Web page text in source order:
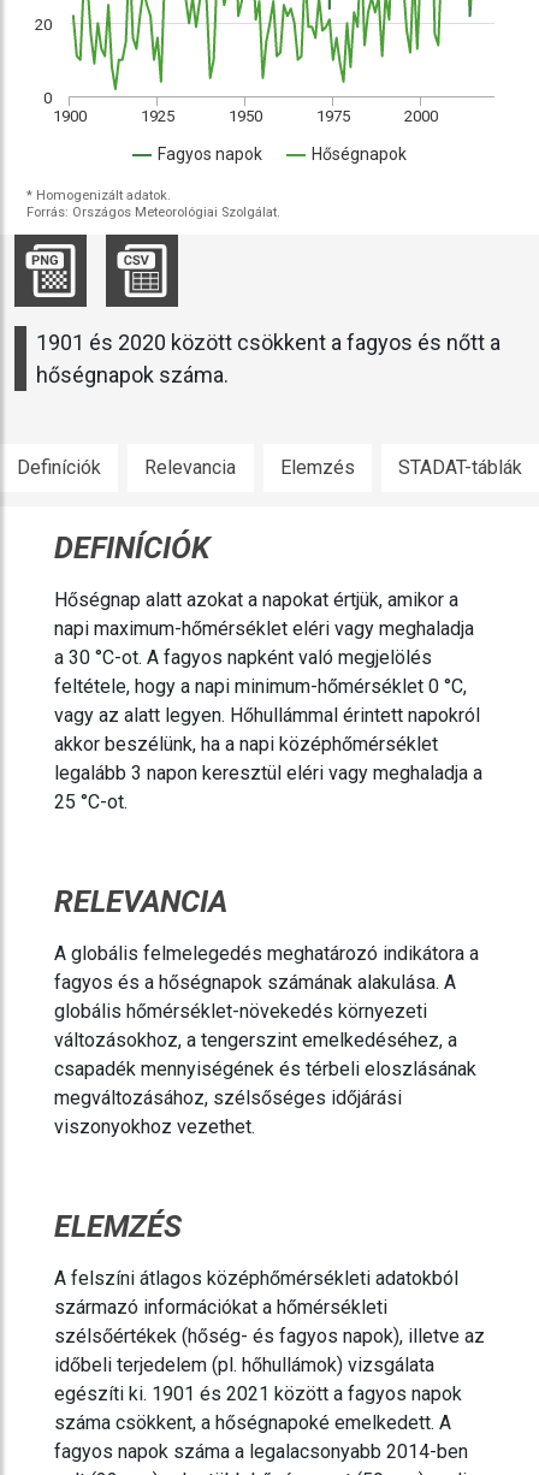
* Homogenizált adatok.
Forrás: Országos Meteorológiai Szolgálat.
Fagyos napok Hőségnapok
1900 1925 1950 1975 2000
0
20
1901 és 2020 között csökkent a fagyos és nőtt a
hőségnapok száma.
Definíciók Relevancia Elemzés STADAT-táblák
DEFINÍCIÓK
Hőségnap alatt azokat a napokat értjük, amikor a
napi maximum-hőmérséklet eléri vagy meghaladja
a 30 °C-ot. A fagyos napként való megjelölés
feltétele, hogy a napi minimum-hőmérséklet 0 °C,
vagy az alatt legyen. Hőhullámmal érintett napokról
akkor beszélünk, ha a napi középhőmérséklet
legalább 3 napon keresztül eléri vagy meghaladja a
25 °C-ot.
RELEVANCIA
A globális felmelegedés meghatározó indikátora a
fagyos és a hőségnapok számának alakulása. A
globális hőmérséklet-növekedés környezeti
változásokhoz, a tengerszint emelkedéséhez, a
csapadék mennyiségének és térbeli eloszlásának
megváltozásához, szélsőséges időjárási
viszonyokhoz vezethet.
ELEMZÉS
A felszíni átlagos középhőmérsékleti adatokból
származó információkat a hőmérsékleti
szélsőértékek (hőség- és fagyos napok), illetve az
időbeli terjedelem (pl. hőhullámok) vizsgálata
egészíti ki. 1901 és 2021 között a fagyos napok
száma csökkent, a hőségnapoké emelkedett. A
fagyos napok száma a legalacsonyabb 2014-ben